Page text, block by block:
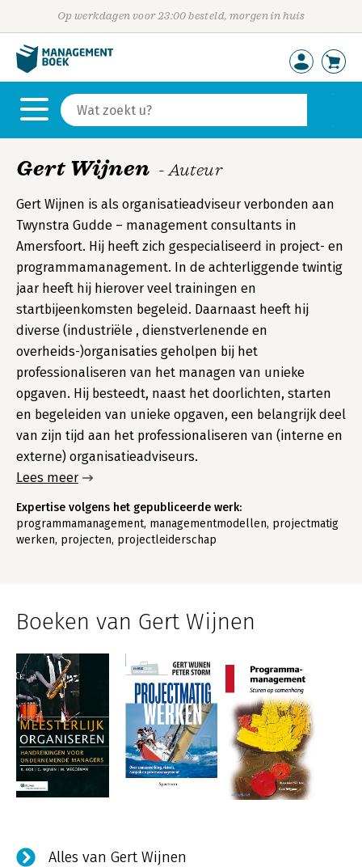
Op werkdagen voor 23:00 besteld, morgen in huis
Gert Wijnen - Auteur
Gert Wijnen is als organisatieadviseur verbonden aan
Twynstra Gudde – management consultants in
Amersfoort. Hij heeft zich gespecialiseerd in project- en
programmamanagement. In de achterliggende twintig
jaar heeft hij hierover veel trainingen en
startbijeenkomsten begeleid. Daarnaast heeft hij
diverse (industriële , dienstverlenende en
overheids-)organisaties geholpen bij het
professionaliseren van het managen van unieke
opgaven. Hij besteedt, naast het doorlichten, starten
en begeleiden van unieke opgaven, een belangrijk deel
van zijn tijd aan het professionaliseren van (interne en
externe) organisatieadviseurs.
Lees meer
Expertise volgens het gepubliceerde werk:
programmamanagement, managementmodellen, projectmatig
werken, projecten, projectleiderschap
Boeken van Gert Wijnen
Alles van Gert Wijnen